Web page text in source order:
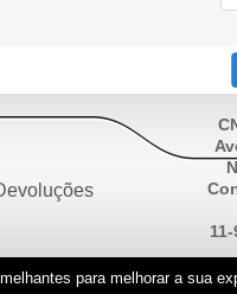
para melhorar a sua